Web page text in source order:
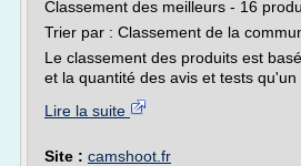
Classement des meilleurs - 16
Trier par : Classement de la
Le classement des produits est
et la quantité des avis et tests qu'un
Lire la suite
Site : camshoot.fr